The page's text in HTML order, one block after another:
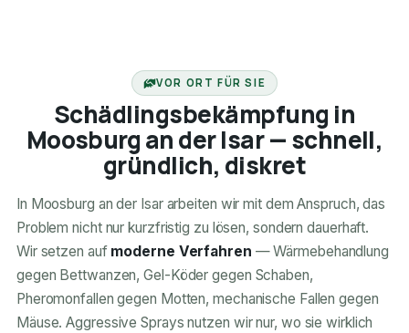
VOR ORT FÜR SIE
Schädlingsbekämpfung in
Moosburg an der Isar — schnell,
gründlich, diskret
In Moosburg an der Isar arbeiten wir mit dem Anspruch, das
Problem nicht nur kurzfristig zu lösen, sondern dauerhaft.
Wir setzen auf moderne Verfahren — Wärmebehandlung
gegen Bettwanzen, Gel-Köder gegen Schaben,
Pheromonfallen gegen Motten, mechanische Fallen gegen
Mäuse. Aggressive Sprays nutzen wir nur, wo sie wirklich